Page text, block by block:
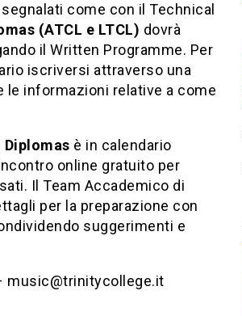
come con il Technical
(ATCL e LTCL) dovrà
il Written Programme. Per
iscriversi attraverso una
informazioni relative a come
Diplomas è in calendario
online gratuito per
Il Team Accademico di
per la preparazione con
suggerimenti e
music@trinitycollege.it